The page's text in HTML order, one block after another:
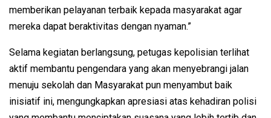
memberikan pelayanan terbaik kepada masyarakat agar
mereka dapat beraktivitas dengan nyaman.”
Selama kegiatan berlangsung, petugas kepolisian terlihat
aktif membantu pengendara yang akan menyebrangi jalan
menuju sekolah dan Masyarakat pun menyambut baik
inisiatif ini, mengungkapkan apresiasi atas kehadiran polisi